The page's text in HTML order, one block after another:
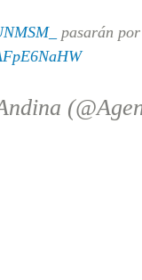
pasarán